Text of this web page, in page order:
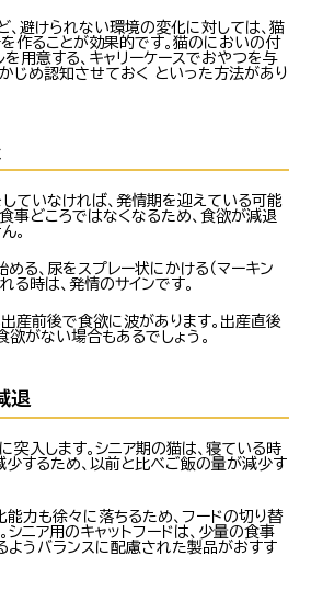
避けられない環境の変化に対しては、猫
作ることが効果的です。猫のにおいの付
用意する、キャリーケースでおやつを与
じめ認知させておく といった方法があり
ていなければ、発情期を迎えている可能
事どころではなくなるため、食欲が減退
。
る、尿をスプレー状にかける（マーキン
る時は、発情のサインです。
産前後で食欲に波があります。出産直後
がない場合もあるでしょう。
退
突入します。シニア期の猫は、寝ている時
少するため、以前と比べご飯の量が減少す
力も徐々に落ちるため、フードの切り替
シニア用のキャットフードは、少量の食事
ようバランスに配慮された製品がおすす